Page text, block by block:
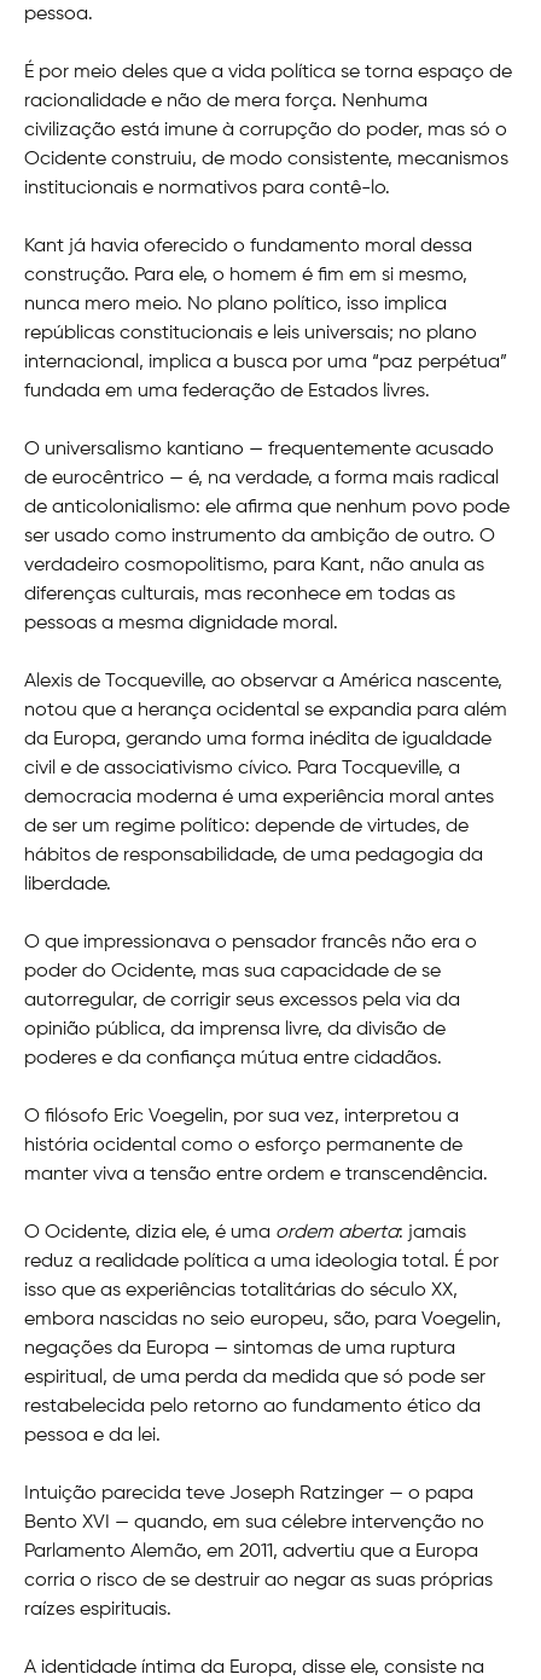
pessoa.
É por meio deles que a vida política se torna espaço de
racionalidade e não de mera força. Nenhuma
civilização está imune à corrupção do poder, mas só o
Ocidente construiu, de modo consistente, mecanismos
institucionais e normativos para contê-lo.
Kant já havia oferecido o fundamento moral dessa
construção. Para ele, o homem é fim em si mesmo,
nunca mero meio. No plano político, isso implica
repúblicas constitucionais e leis universais; no plano
internacional, implica a busca por uma “paz perpétua”
fundada em uma federação de Estados livres.
O universalismo kantiano — frequentemente acusado
de eurocêntrico — é, na verdade, a forma mais radical
de anticolonialismo: ele afirma que nenhum povo pode
ser usado como instrumento da ambição de outro. O
verdadeiro cosmopolitismo, para Kant, não anula as
diferenças culturais, mas reconhece em todas as
pessoas a mesma dignidade moral.
Alexis de Tocqueville, ao observar a América nascente,
notou que a herança ocidental se expandia para além
da Europa, gerando uma forma inédita de igualdade
civil e de associativismo cívico. Para Tocqueville, a
democracia moderna é uma experiência moral antes
de ser um regime político: depende de virtudes, de
hábitos de responsabilidade, de uma pedagogia da
liberdade.
O que impressionava o pensador francês não era o
poder do Ocidente, mas sua capacidade de se
autorregular, de corrigir seus excessos pela via da
opinião pública, da imprensa livre, da divisão de
poderes e da confiança mútua entre cidadãos.
O filósofo Eric Voegelin, por sua vez, interpretou a
história ocidental como o esforço permanente de
manter viva a tensão entre ordem e transcendência.
O Ocidente, dizia ele, é uma ordem aberta: jamais
reduz a realidade política a uma ideologia total. É por
isso que as experiências totalitárias do século XX,
embora nascidas no seio europeu, são, para Voegelin,
negações da Europa — sintomas de uma ruptura
espiritual, de uma perda da medida que só pode ser
restabelecida pelo retorno ao fundamento ético da
pessoa e da lei.
Intuição parecida teve Joseph Ratzinger — o papa
Bento XVI — quando, em sua célebre intervenção no
Parlamento Alemão, em 2011, advertiu que a Europa
corria o risco de se destruir ao negar as suas próprias
raízes espirituais.
A identidade íntima da Europa, disse ele, consiste na